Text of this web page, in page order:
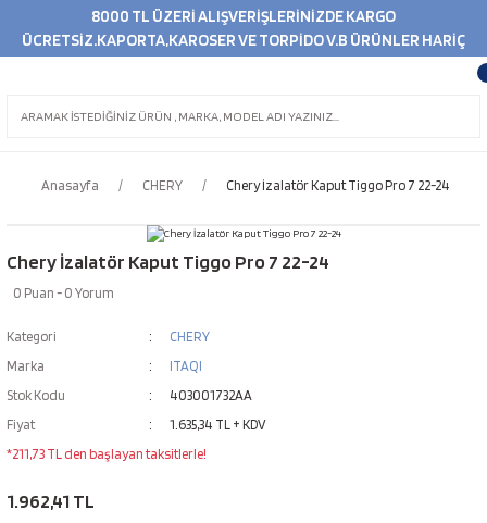
8000 TL ÜZERİ ALIŞVERİŞLERİNİZDE KARGO
ÜCRETSİZ.KAPORTA,KAROSER VE TORPİDO V.B ÜRÜNLER HARİÇ
Anasayfa CHERY Chery İzalatör Kaput Tiggo Pro 7 22-24
Chery İzalatör Kaput Tiggo Pro 7 22-24
0 Puan - 0 Yorum
Kategori
CHERY
Marka
ITAQI
Stok Kodu
403001732AA
Fiyat
1.635,34 TL + KDV
*211,73 TL den başlayan taksitlerle!
1.962,41 TL